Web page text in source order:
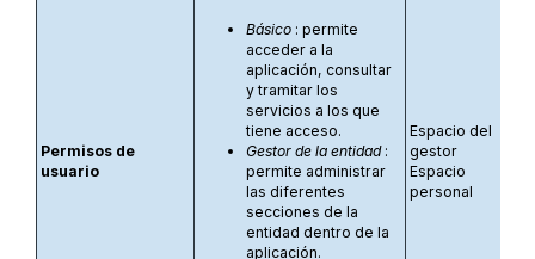
Permisos de
usuario
Básico : permite
acceder a la
aplicación, consultar
y tramitar los
servicios a los que
tiene acceso.
Gestor de la entidad:
permite administrar
las diferentes
secciones de la
entidad dentro de la
aplicación.
Espacio del
gestor
Espacio
personal